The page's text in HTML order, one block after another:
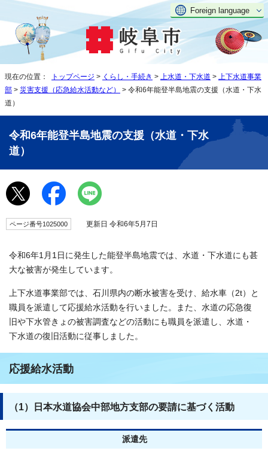
Foreign language
現在の位置： トップページ > くらし・手続き > 上水道・下水道 >
上下水道事業
部 > 災害支援（応急給水活動など）
> 令和6年能登半島地震の支援（水道・下水
道）
令和6年能登半島地震の支援（水道・下水
道）
ページ番号1025000 更新日 令和6年5月7日
令和6年1月1日に発生した能登半島地震では、水道・下水道にも甚
大な被害が発生しています。
上下水道事業部では、石川県内の断水被害を受け、給水車（2t）と
職員を派遣して応援給水活動を行いました。また、水道の応急復
旧や下水管きょの被害調査などの活動にも職員を派遣し、水道・
下水道の復旧活動に従事しました。
応援給水活動
（1）日本水道協会中部地方支部の要請に基づく活動
派遣先